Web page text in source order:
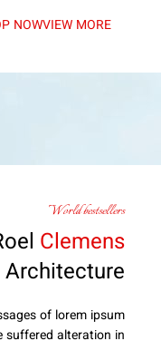
VIEW MORE
NOW
World bestsellers
Clemens
Architecture
of lorem ipsum
suffered alteration in